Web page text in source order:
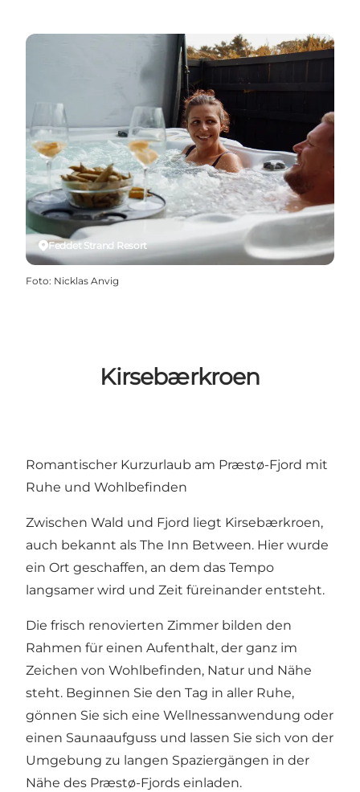
Feddet Strand Resort
Foto: Nicklas Anvig
Kirsebærkroen
Romantischer Kurzurlaub am Præstø-Fjord mit
Ruhe und Wohlbefinden
Zwischen Wald und Fjord liegt Kirsebærkroen,
auch bekannt als The Inn Between. Hier wurde
ein Ort geschaffen, an dem das Tempo
langsamer wird und Zeit füreinander entsteht.
Die frisch renovierten Zimmer bilden den
Rahmen für einen Aufenthalt, der ganz im
Zeichen von Wohlbefinden, Natur und Nähe
steht. Beginnen Sie den Tag in aller Ruhe,
gönnen Sie sich eine Wellnessanwendung oder
einen Saunaaufguss und lassen Sie sich von der
Umgebung zu langen Spaziergängen in der
Nähe des Præstø-Fjords einladen.